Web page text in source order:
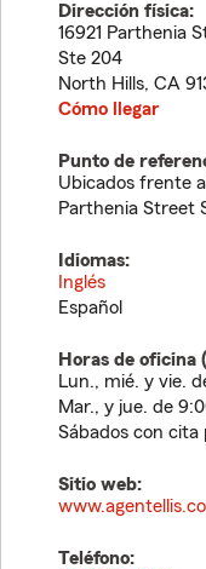
Dirección física:
16921 Parthenia
Ste 204
North Hills, CA
Cómo llegar
Punto de
Ubicados frente
Parthenia Street
Idiomas:
Inglés
Español
Horas de oficina (
Lun., mié. y vie.
Mar., y jue. de
Sábados con cita
Sitio web:
Teléfono: